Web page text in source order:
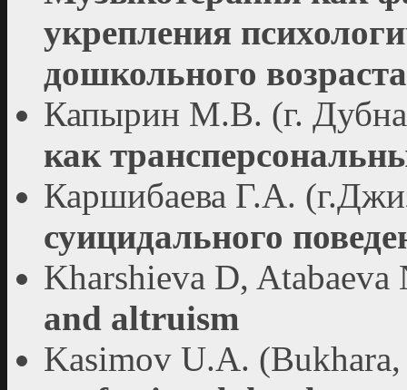
укрепления
дошкольного возраста
Капырин М.В. (г.
как
Каршибаева Г.А.
суицидального
Kharshieva D,
and altruism
Kasimov U.A.